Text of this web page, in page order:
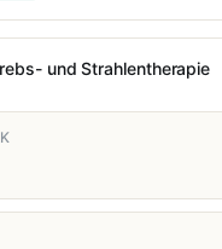
und Strahlentherapie